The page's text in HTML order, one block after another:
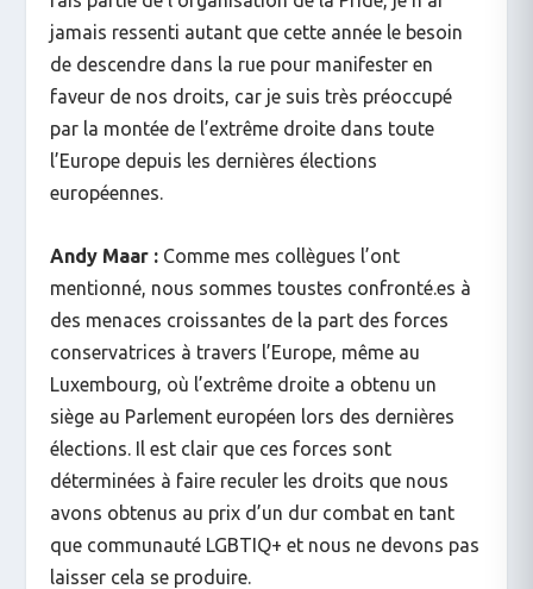
jamais ressenti autant que cette année le besoin
de descendre dans la rue pour manifester en
faveur de nos droits, car je suis très préoccupé
par la montée de l’extrême droite dans toute
l’Europe depuis les dernières élections
européennes.
Andy Maar : Comme mes collègues l’ont
mentionné, nous sommes toustes confronté.es à
des menaces croissantes de la part des forces
conservatrices à travers l’Europe, même au
Luxembourg, où l’extrême droite a obtenu un
siège au Parlement européen lors des dernières
élections. Il est clair que ces forces sont
déterminées à faire reculer les droits que nous
avons obtenus au prix d’un dur combat en tant
que communauté LGBTIQ+ et nous ne devons pas
laisser cela se produire.